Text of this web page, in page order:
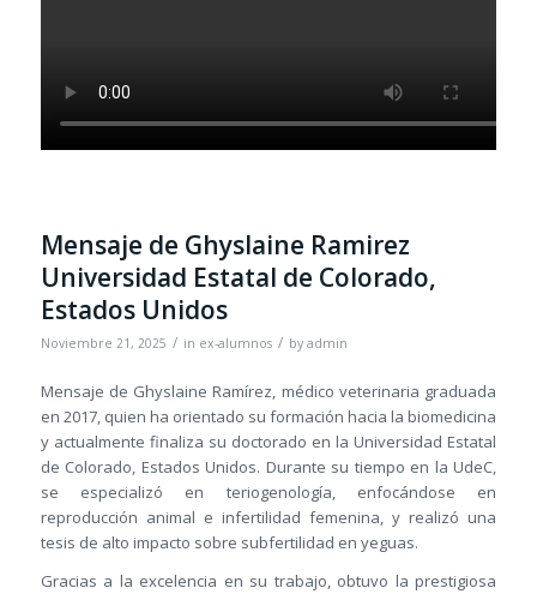
Mensaje de Ghyslaine Ramirez
Universidad Estatal de Colorado,
Estados Unidos
Noviembre 21, 2025 / in ex-alumnos / by admin
Mensaje de Ghyslaine Ramírez, médico veterinaria graduada
en 2017, quien ha orientado su formación hacia la biomedicina
y actualmente finaliza su doctorado en la Universidad Estatal
de Colorado, Estados Unidos. Durante su tiempo en la UdeC,
se especializó en teriogenología, enfocándose en
reproducción animal e infertilidad femenina, y realizó una
tesis de alto impacto sobre subfertilidad en yeguas.​
Gracias a la excelencia en su trabajo, obtuvo la prestigiosa